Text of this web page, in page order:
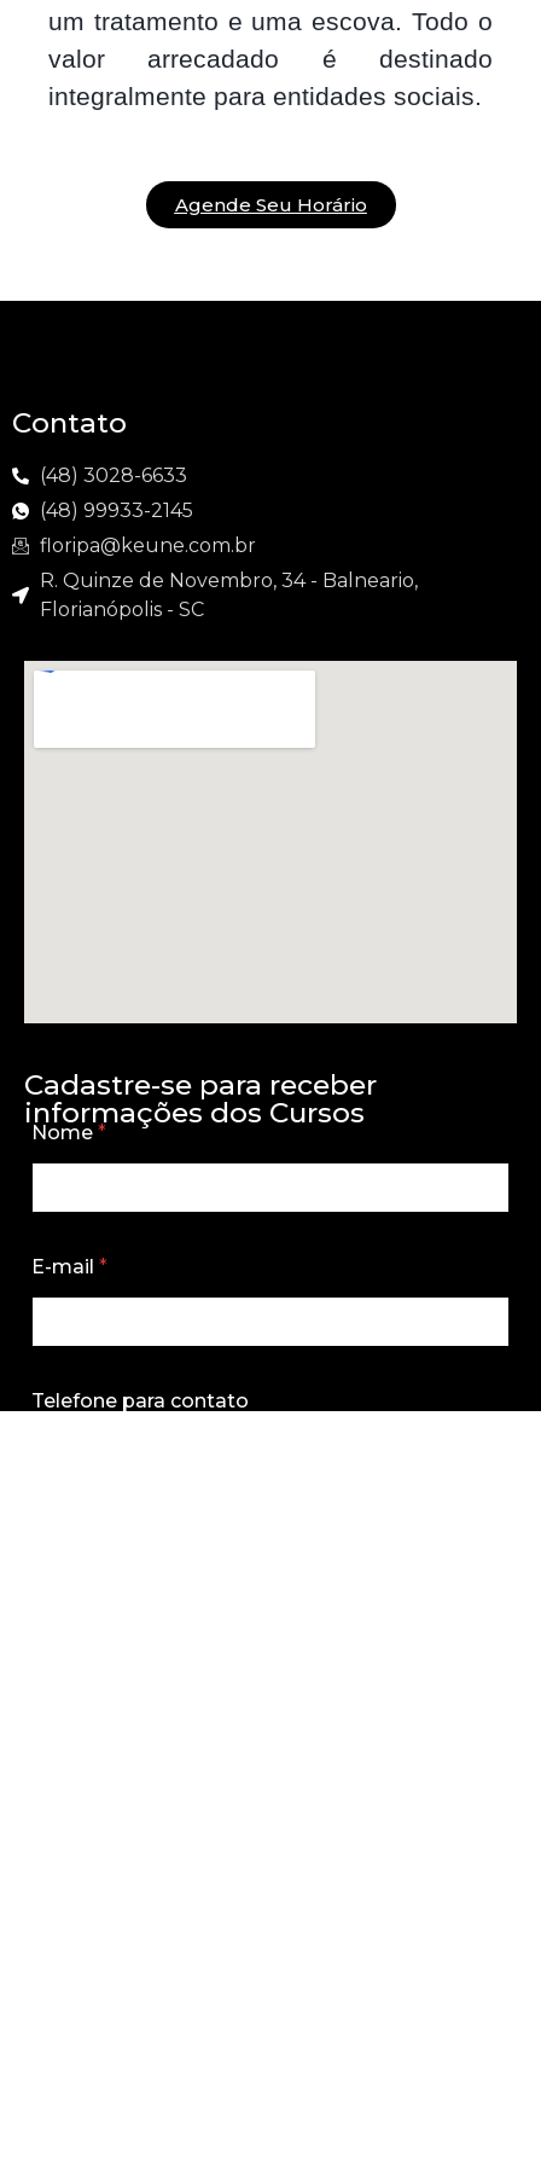
um tratamento e uma escova. Todo o
valor arrecadado é destinado
integralmente para entidades sociais.
Agende Seu Horário
Contato
(48) 3028-6633
(48) 99933-2145
floripa@keune.com.br
R. Quinze de Novembro, 34 - Balneario,
Florianópolis - SC
Cadastre-se para receber
informações dos Cursos
Nome *
E-mail *
Telefone para contato